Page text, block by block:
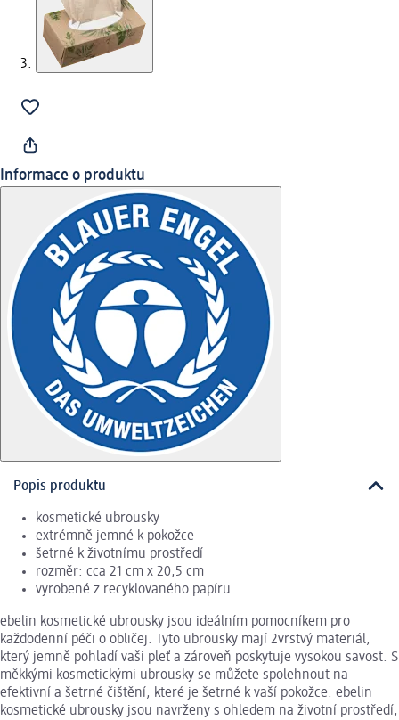
Informace o produktu
Popis produktu
kosmetické ubrousky
extrémně jemné k pokožce
šetrné k životnímu prostředí
rozměr: cca 21 cm x 20,5 cm
vyrobené z recyklovaného papíru
ebelin kosmetické ubrousky jsou ideálním pomocníkem pro
každodenní péči o obličej. Tyto ubrousky mají 2vrstvý materiál,
který jemně pohladí vaši pleť a zároveň poskytuje vysokou savost. S
měkkými kosmetickými ubrousky se můžete spolehnout na
efektivní a šetrné čištění, které je šetrné k vaší pokožce. ebelin
kosmetické ubrousky jsou navrženy s ohledem na životní prostředí,